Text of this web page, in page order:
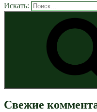
Искать:
Свежие